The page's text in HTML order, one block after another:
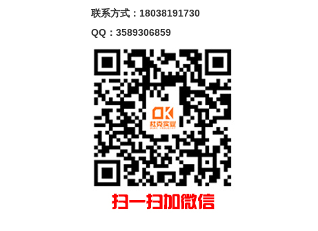
联系方式：18038191730
QQ：3589306859